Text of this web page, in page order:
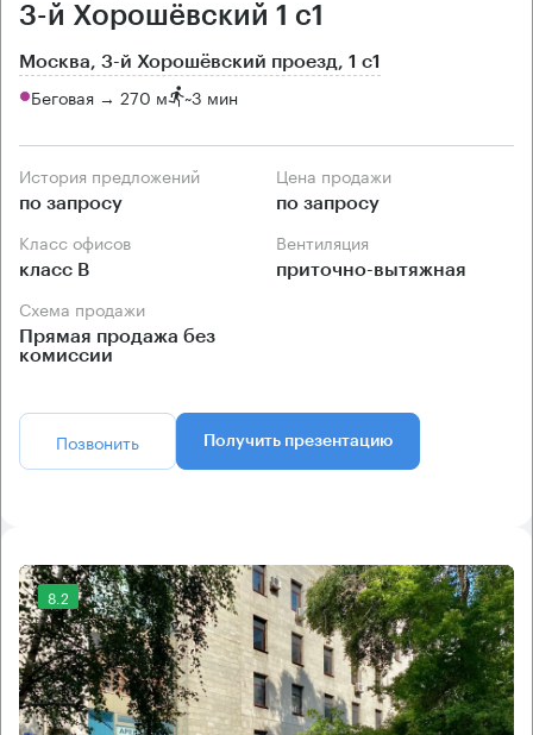
3-й Хорошёвский 1 с1
Москва, 3-й Хорошёвский проезд, 1 с1
Беговая → 270 м ~3 мин
История предложений
по запросу
Цена продажи
по запросу
Класс офисов
класс B
Вентиляция
приточно-вытяжная
Схема продажи
Прямая продажа без
комиссии
Позвонить Получить презентацию
8.2